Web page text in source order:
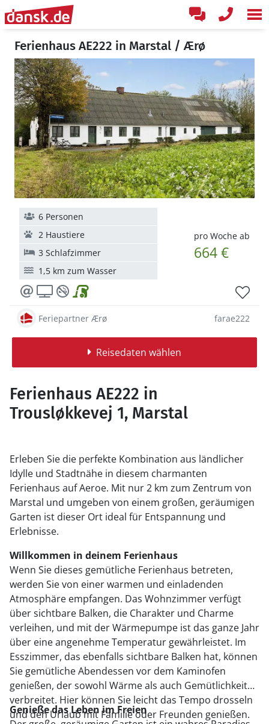
Ferienhaus AE222 in Marstal / Ærø
pro Woche ab
664 €
6 Personen
2 Haustiere
3 Schlafzimmer
1,5 km zum Wasser
Feriepartner Ærø farae222
Reisedaten wählen
Ferienhaus AE222 in
Trousløkkevej 1, Marstal
Erleben Sie die perfekte Kombination aus ländlicher
Idylle und Stadtnähe in diesem charmanten
Ferienhaus auf Aeroe. Mit nur 2 km zum Zentrum von
Marstal und umgeben von einem großen, geräumigen
Garten ist dieser Ort ideal für Entspannung und
Erlebnisse.
Willkommen in deinem Ferienhaus
Wenn Sie dieses gemütliche Ferienhaus betreten,
werden Sie von einer warmen und einladenden
Atmosphäre empfangen. Das Wohnzimmer verfügt
über sichtbare Balken, die Charakter und Charme
verleihen, und mit der Wärmepumpe ist das ganze Jahr
über eine angenehme Temperatur gewährleistet. Im
Esszimmer, das ebenfalls sichtbare Balken hat, können
Sie gemütliche Abendessen vor dem Kaminofen
genießen, der sowohl Wärme als auch Gemütlichkeit
verbreitet. Hier können Sie leicht das Tempo drosseln
und den Urlaub mit Familie oder Freunden genießen.
Genieße das Leben im Freien